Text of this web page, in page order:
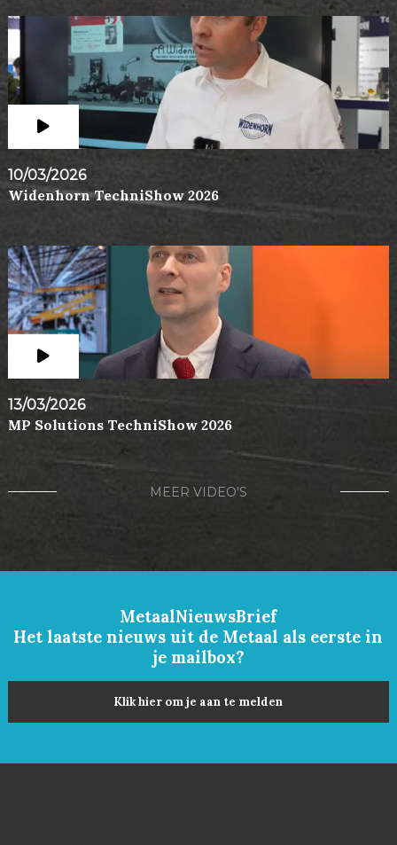
10/03/2026
Widenhorn TechniShow 2026
13/03/2026
MP Solutions TechniShow 2026
MEER VIDEO'S
MetaalNieuwsBrief
Het laatste nieuws uit de Metaal als eerste in
je mailbox?
Klik hier om je aan te melden